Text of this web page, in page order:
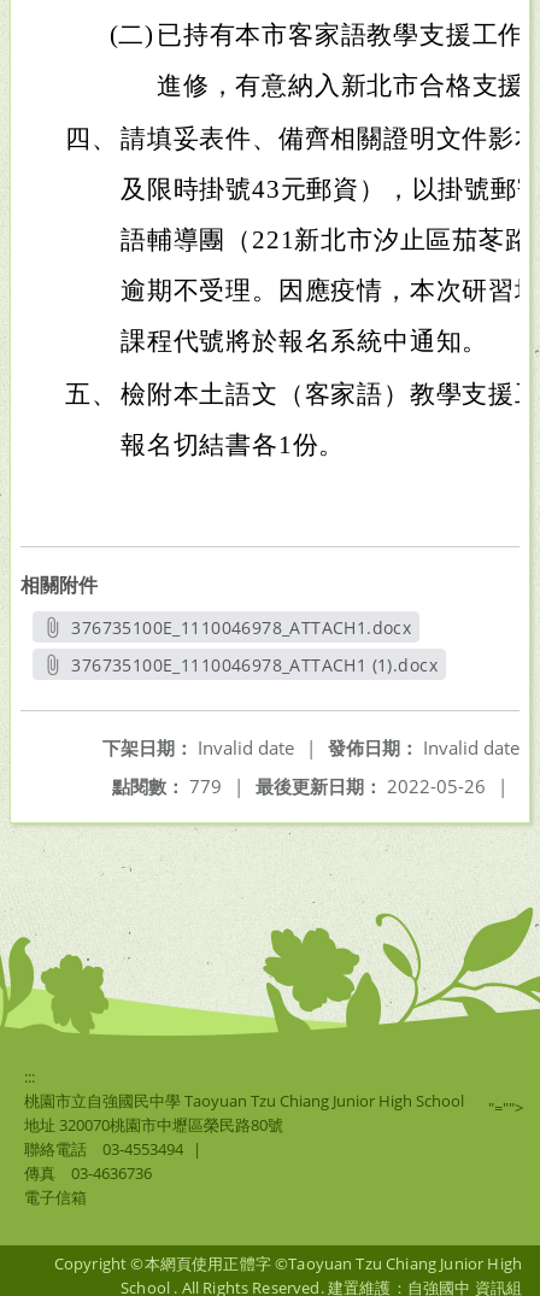
(二) 已持有本市客家語教學支援工作
進修，有意納入新北市合格支援
四、 請填妥表件、備齊相關證明文件影
及限時掛號43元郵資），以掛號郵
語輔導團（221新北市汐止區茄苳
逾期不受理。因應疫情，本次研習
課程代號將於報名系統中通知。
五、 檢附本土語文（客家語）教學支援
報名切結書各1份。
相關附件
376735100E_1110046978_ATTACH1.docx
另開新視窗
376735100E_1110046978_ATTACH1 (1).docx
發佈日期： Invalid date
下架日期： Invalid date
|
最後更新日期： 2022-05-26 |
點閱數： 779 |
:::
桃園市立自強國民中學 Taoyuan Tzu Chiang Junior High School
地址 320070桃園市中壢區榮民路80號
聯絡電話
03-4553494
|
傳真
03-4636736
電子信箱
"="">
Copyright ©本網頁使用正體字 ©Taoyuan Tzu Chiang Junior High
School . All Rights Reserved. 建置維護：自強國中 資訊組